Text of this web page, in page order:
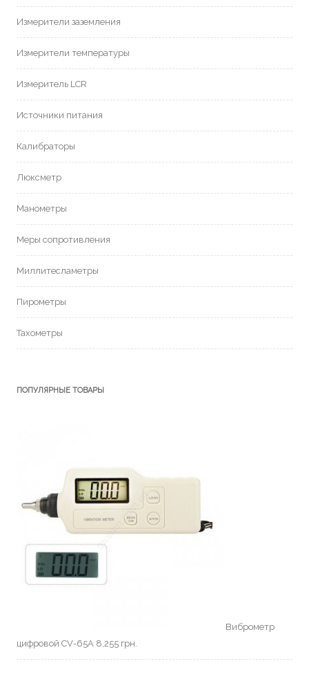
Измерители заземления
Измерители температуры
Измеритель LCR
Источники питания
Калибраторы
Люксметр
Манометры
Меры сопротивления
Миллитесламетры
Пирометры
Тахометры
ПОПУЛЯРНЫЕ ТОВАРЫ
Виброметр
цифровой CV-65A 8,255 грн.